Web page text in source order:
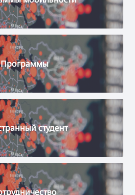
Программы
студент